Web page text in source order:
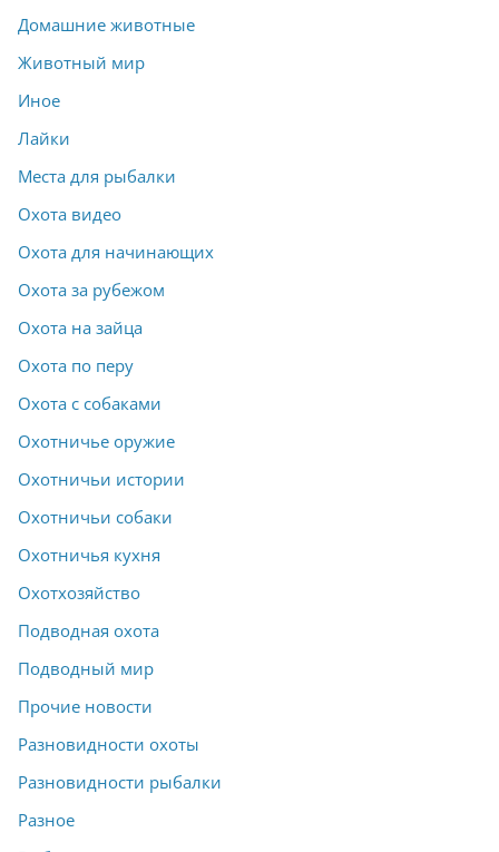
Домашние животные
Животный мир
Иное
Лайки
Места для рыбалки
Охота видео
Охота для начинающих
Охота за рубежом
Охота на зайца
Охота по перу
Охота с собаками
Охотничье оружие
Охотничьи истории
Охотничьи собаки
Охотничья кухня
Охотхозяйство
Подводная охота
Подводный мир
Прочие новости
Разновидности охоты
Разновидности рыбалки
Разное